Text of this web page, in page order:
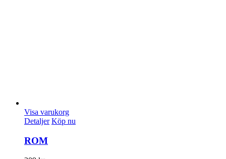
Visa varukorg
Detaljer Köp nu
ROM